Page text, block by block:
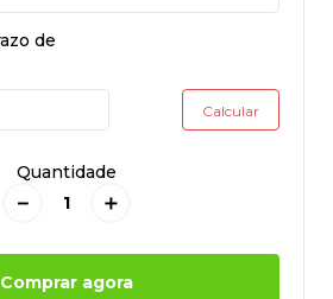
Quantidade
＋
－
Comprar agora